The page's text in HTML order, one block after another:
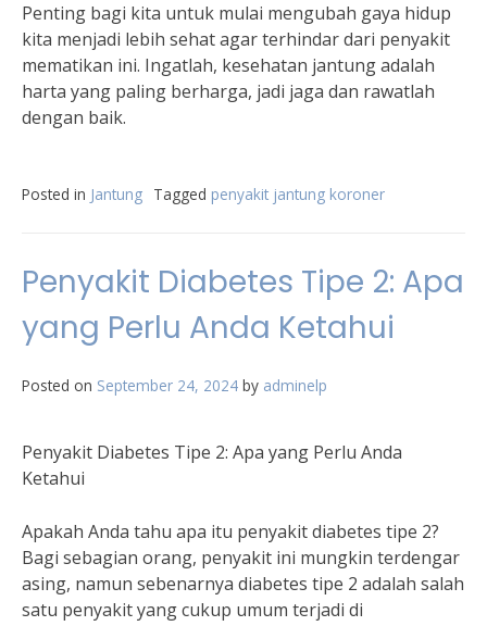
Penting bagi kita untuk mulai mengubah gaya hidup
kita menjadi lebih sehat agar terhindar dari penyakit
mematikan ini. Ingatlah, kesehatan jantung adalah
harta yang paling berharga, jadi jaga dan rawatlah
dengan baik.
Posted in Jantung Tagged penyakit jantung koroner
Penyakit Diabetes Tipe 2: Apa
yang Perlu Anda Ketahui
Posted on September 24, 2024 by adminelp
Penyakit Diabetes Tipe 2: Apa yang Perlu Anda
Ketahui
Apakah Anda tahu apa itu penyakit diabetes tipe 2?
Bagi sebagian orang, penyakit ini mungkin terdengar
asing, namun sebenarnya diabetes tipe 2 adalah salah
satu penyakit yang cukup umum terjadi di